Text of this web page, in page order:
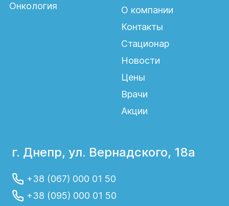
Онкология
О компании
Контакты
Стационар
Новости
Цены
Врачи
Акции
г. Днепр, ул. Вернадского, 18а
+38 (067) 000 01 50
+38 (095) 000 01 50